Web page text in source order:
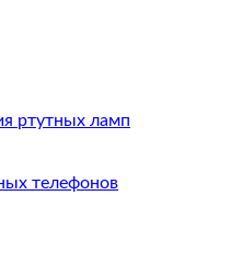
ртутных ламп
телефонов